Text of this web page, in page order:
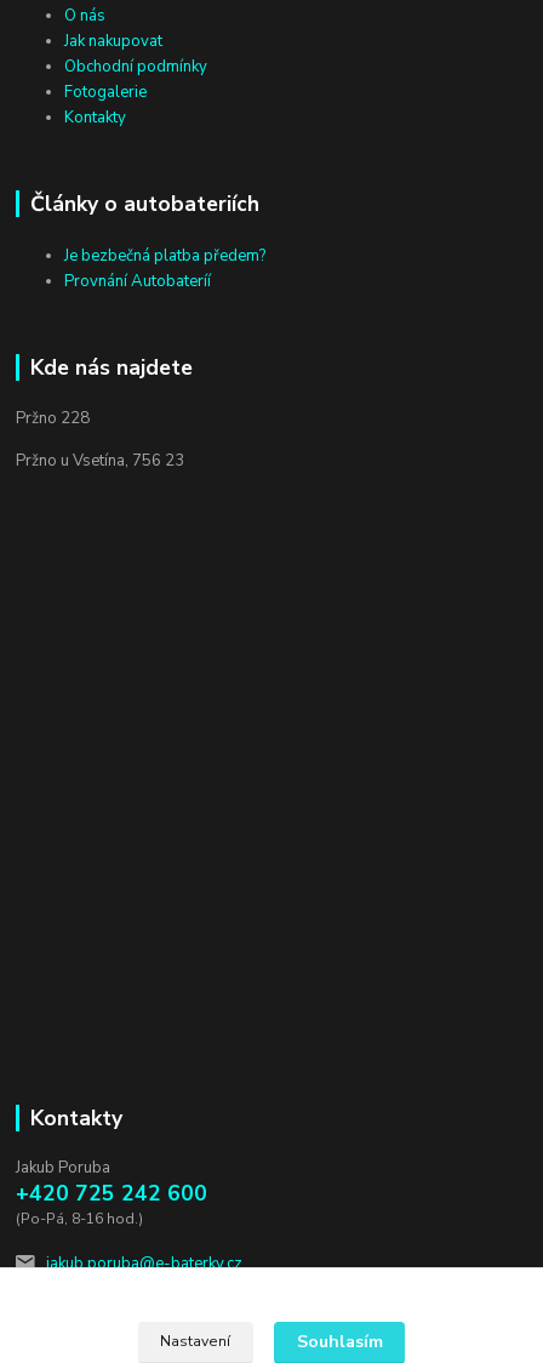
O nás
Jak nakupovat
Obchodní podmínky
Fotogalerie
Kontakty
Články o autobateriích
Je bezbečná platba předem?
Provnání Autobateríí
Kde nás najdete
Pržno 228
Pržno u Vsetína, 756 23
Kontakty
Jakub Poruba
+420 725 242 600
(Po-Pá, 8-16 hod.)
jakub.poruba@e-baterky.cz
Nastavení Souhlasím